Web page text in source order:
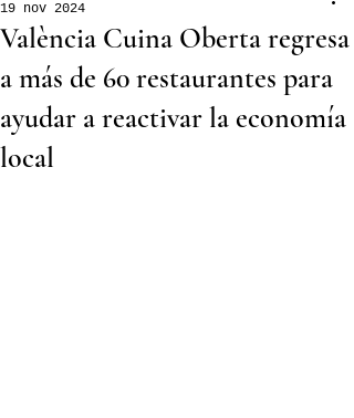
València Cuina Oberta regresa
a más de 60 restaurantes para
ayudar a reactivar la economía
local
19 nov 2024